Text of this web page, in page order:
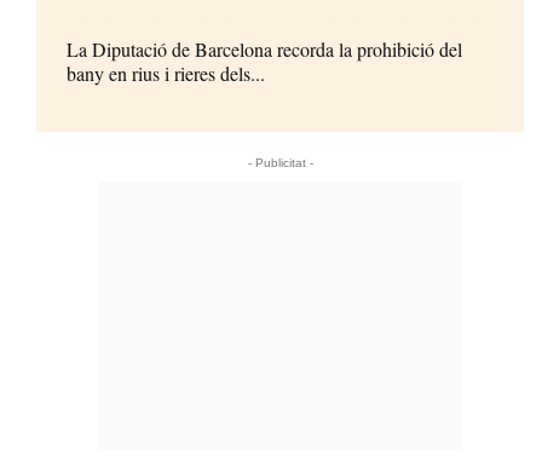
La Diputació de Barcelona recorda la prohibició del
bany en rius i rieres dels...
- Publicitat -